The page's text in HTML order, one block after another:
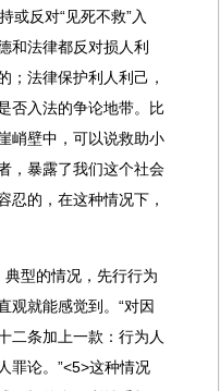
或反对“见死不救”入
和法律都反对损人利
；法律保护利人利己，
否入法的争论地带。比
峭壁中，可以说救助小
，暴露了我们这个社会
忍的，在这种情况下，
典型的情况，先行行为
观就能感觉到。“对因
二条加上一款：行为人
罪论。”<5>这种情况